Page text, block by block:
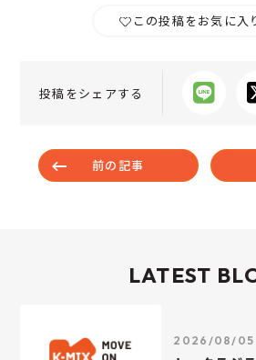
この投稿をお気に入
投稿をシェアする
前の記事
LATEST
2026/08/05